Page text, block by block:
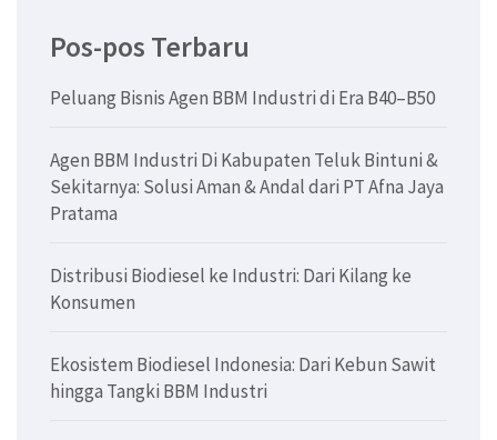
Pos-pos Terbaru
Peluang Bisnis Agen BBM Industri di Era B40–B50
Agen BBM Industri Di Kabupaten Teluk Bintuni &
Sekitarnya: Solusi Aman & Andal dari PT Afna Jaya
Pratama
Distribusi Biodiesel ke Industri: Dari Kilang ke
Konsumen
Ekosistem Biodiesel Indonesia: Dari Kebun Sawit
hingga Tangki BBM Industri